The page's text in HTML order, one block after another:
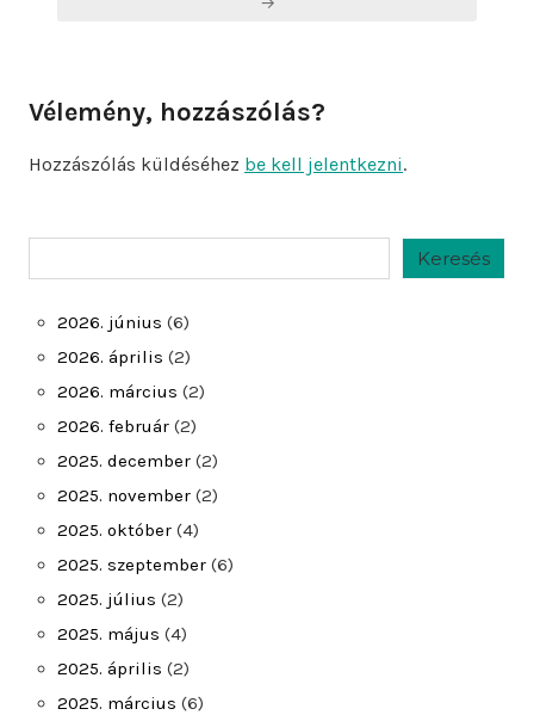
Vélemény, hozzászólás?
Hozzászólás küldéséhez be kell jelentkezni.
Keresés
2026. június (6)
2026. április (2)
2026. március (2)
2026. február (2)
2025. december (2)
2025. november (2)
2025. október (4)
2025. szeptember (6)
2025. július (2)
2025. május (4)
2025. április (2)
2025. március (6)